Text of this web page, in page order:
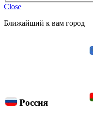
Close
Ближайший к вам город
Россия